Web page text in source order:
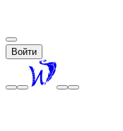
Войти